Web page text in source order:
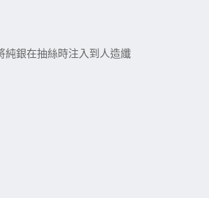
銀在抽絲時注入到人造纖